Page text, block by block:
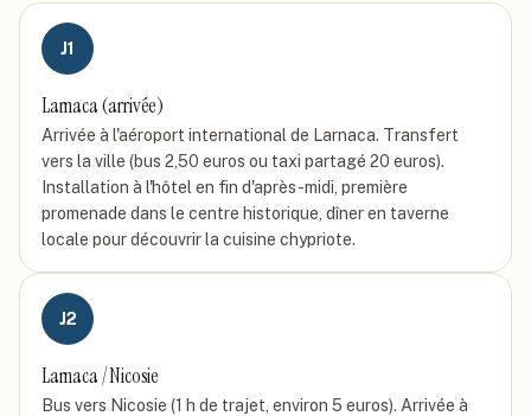
J1
Larnaca (arrivée)
Arrivée à l'aéroport international de Larnaca. Transfert
vers la ville (bus 2,50 euros ou taxi partagé 20 euros).
Installation à l'hôtel en fin d'après-midi, première
promenade dans le centre historique, dîner en taverne
locale pour découvrir la cuisine chypriote.
J2
Larnaca / Nicosie
Bus vers Nicosie (1 h de trajet, environ 5 euros). Arrivée à